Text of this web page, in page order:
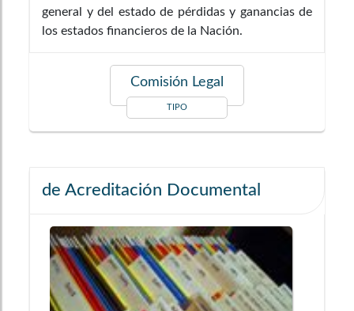
general y del estado de pérdidas y ganancias de
los estados financieros de la Nación.
Comisión Legal
TIPO
de Acreditación Documental